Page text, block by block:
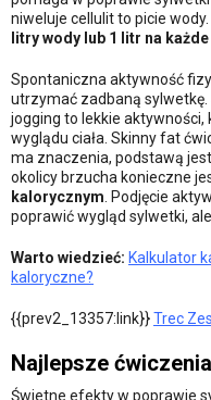
niweluje cellulit to picie wody.
litry wody lub 1 litr na
Spontaniczna aktywność
utrzymać zadbaną
jogging to lekkie
wyglądu ciała. Skinny fat
ma znaczenia, podstawą
okolicy brzucha konieczne
kalorycznym . Podjęcie
poprawić wygląd sylwetki,
Warto wiedzieć: Kalkulator
kaloryczne?
{{prev2_13357:link}}Trec
Najlepsze
Świetne efekty w poprawie